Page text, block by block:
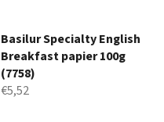
Basilur Specialty English
Breakfast papier 100g
(7758)
€5,52